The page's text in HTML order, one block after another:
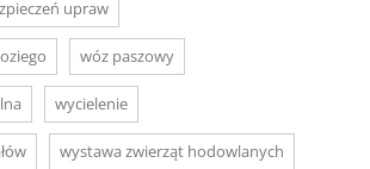
upraw
wóz paszowy
wycielenie
wystawa zwierząt hodowlanych